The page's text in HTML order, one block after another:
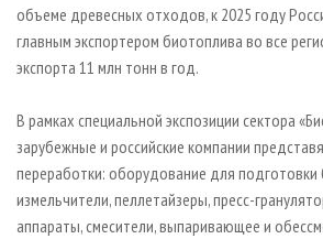
объеме древесных отходов, к 2025 году
главным экспортером биотоплива во все
экспорта 11 млн тонн в год.
В рамках специальной экспозиции сектора
зарубежные и российские компании
переработки: оборудование для
измельчители, пеллетайзеры, пресс-
аппараты, смесители, выпаривающее и